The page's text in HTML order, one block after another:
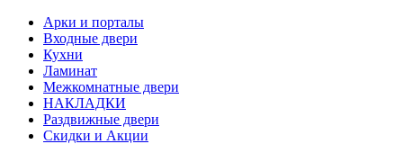
Арки и порталы
Входные двери
Кухни
Ламинат
Межкомнатные двери
НАКЛАДКИ
Раздвижные двери
Скидки и Акции